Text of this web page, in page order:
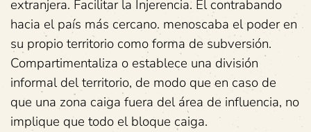
extranjera. Facilitar la Injerencia. El contrabando
hacia el país más cercano. menoscaba el poder en
su propio territorio como forma de subversión.
Compartimentaliza o establece una división
informal del territorio, de modo que en caso de
que una zona caiga fuera del área de influencia, no
implique que todo el bloque caiga.